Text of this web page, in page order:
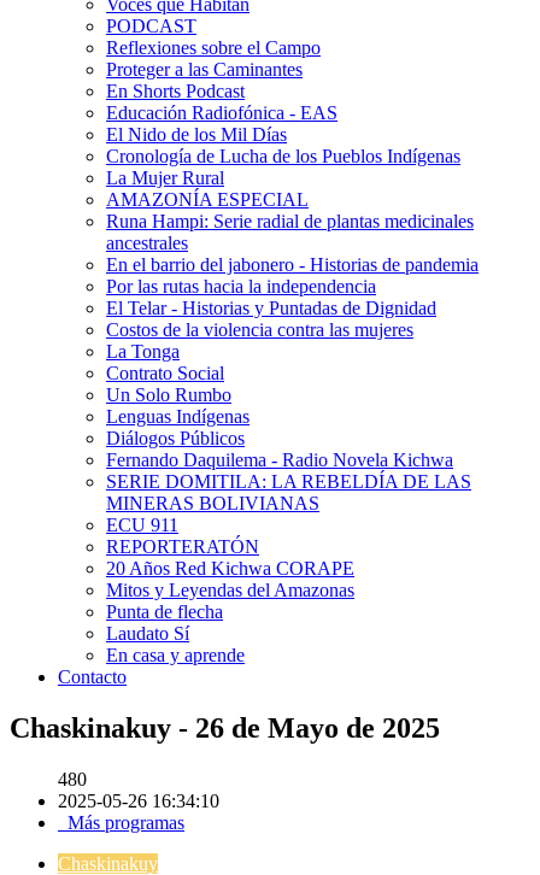
Voces que Habitan
PODCAST
Reflexiones sobre el Campo
Proteger a las Caminantes
En Shorts Podcast
Educación Radiofónica - EAS
El Nido de los Mil Días
Cronología de Lucha de los Pueblos Indígenas
La Mujer Rural
AMAZONÍA ESPECIAL
Runa Hampi: Serie radial de plantas medicinales
ancestrales
En el barrio del jabonero - Historias de pandemia
Por las rutas hacia la independencia
El Telar - Historias y Puntadas de Dignidad
Costos de la violencia contra las mujeres
La Tonga
Contrato Social
Un Solo Rumbo
Lenguas Indígenas
Diálogos Públicos
Fernando Daquilema - Radio Novela Kichwa
SERIE DOMITILA: LA REBELDÍA DE LAS
MINERAS BOLIVIANAS
ECU 911
REPORTERATÓN
20 Años Red Kichwa CORAPE
Mitos y Leyendas del Amazonas
Punta de flecha
Laudato Sí
En casa y aprende
Contacto
Chaskinakuy - 26 de Mayo de 2025
480
2025-05-26 16:34:10
Más programas
Chaskinakuy